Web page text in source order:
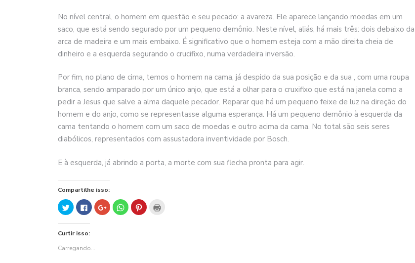
No nível central, o homem em questão e seu pecado: a avareza. Ele aparece lançando moedas em um
saco, que está sendo segurado por um pequeno demônio. Neste nível, aliás, há mais três: dois debaixo da
arca de madeira e um mais embaixo. É significativo que o homem esteja com a mão direita cheia de
dinheiro e a esquerda segurando o crucifixo, numa verdadeira inversão.
Por fim, no plano de cima, temos o homem na cama, já despido da sua posição e da sua , com uma roupa
branca, sendo amparado por um único anjo, que está a olhar para o cruxifixo que está na janela como a
pedir a Jesus que salve a alma daquele pecador. Reparar que há um pequeno feixe de luz na direção do
homem e do anjo, como se representasse alguma esperança. Há um pequeno demônio à esquerda da
cama tentando o homem com um saco de moedas e outro acima da cama. No total são seis seres
diabólicos, representados com assustadora inventividade por Bosch.
E à esquerda, já abrindo a porta, a morte com sua flecha pronta para agir.
Compartilhe isso:
Clique
para
compartilhar
no
Twitter(abre
em
janela)
Clique
para
compartilhar
no
em
janela)
Compartilhe
no
Google+
Clique
para
compartilhar
Clique
para
Curtir isso:
Carregando...